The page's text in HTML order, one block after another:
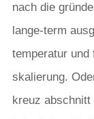
nach die
lange-term
temperatur und
skalierung.
kreuz abschnitt